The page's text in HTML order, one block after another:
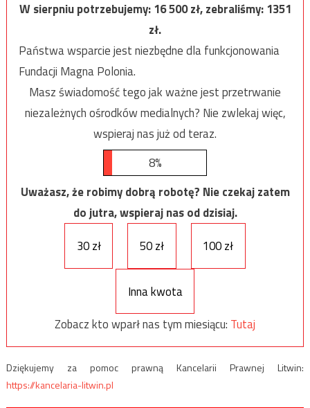
W sierpniu potrzebujemy:16 500zł, zebraliśmy:1351
zł.
Państwa wsparcie jest niezbędne dla funkcjonowania
Fundacji Magna Polonia.
Masz świadomość tego jak ważne jest przetrwanie
niezależnych ośrodków medialnych? Nie zwlekaj więc,
wspieraj nas już od teraz.
8%
Uważasz, że robimy dobrą robotę? Nie czekaj zatem
do jutra, wspieraj nas od dzisiaj.
30 zł
50 zł 100 zł
Inna kwota
Zobacz kto wparł nas tym miesiącu: Tutaj
Dziękujemy za pomoc prawną Kancelarii Prawnej Litwin:
https://kancelaria-litwin.pl